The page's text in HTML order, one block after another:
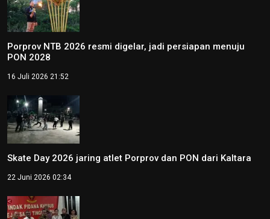
Porprov NTB 2026 resmi digelar, jadi persiapan menuju
PON 2028
16 Juli 2026 21:52
Skate Day 2026 jaring atlet Porprov dan PON dari Kaltara
22 Juni 2026 02:34